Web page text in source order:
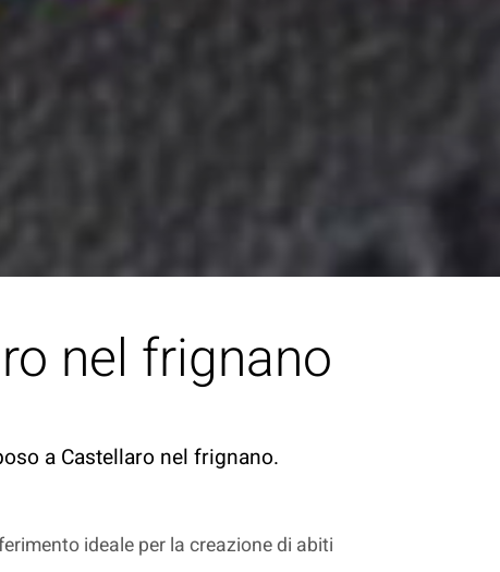
nel frignano
a Castellaro nel frignano.
ideale per la creazione di abiti